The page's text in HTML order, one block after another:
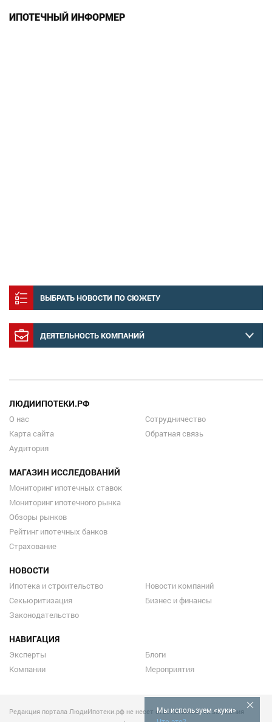
ИПОТЕЧНЫЙ ИНФОРМЕР
ВЫБРАТЬ НОВОСТИ ПО СЮЖЕТУ
ДЕЯТЕЛЬНОСТЬ КОМПАНИЙ
Мы используем «куки»
ЛЮДИИПОТЕКИ.РФ
О нас
Карта сайта
Аудитория
Сотрудничество
Обратная связь
МАГАЗИН ИССЛЕДОВАНИЙ
Мониторинг ипотечных ставок
Мониторинг ипотечного рынка
Обзоры рынков
Рейтинг ипотечных банков
Страхование
НОВОСТИ
Ипотека и строительство
Секьюритизация
Законодательство
Новости компаний
Бизнес и финансы
НАВИГАЦИЯ
Эксперты
Компании
Блоги
Мероприятия
Редакция портала ЛюдиИпотеки.рф не несет ответственности за мнения